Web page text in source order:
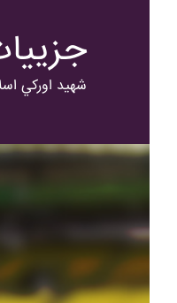
شهيد اورکي